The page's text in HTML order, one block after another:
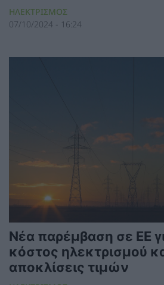
ΗΛΕΚΤΡΙΣΜΟΣ
07/10/2024 - 16:24
Νέα παρέμβαση σε ΕΕ
κόστος ηλεκτρισμού
αποκλίσεις τιμών